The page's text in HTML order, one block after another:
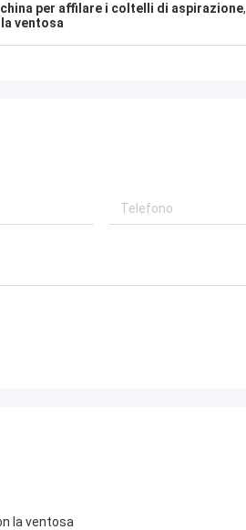
per affilare i coltelli di aspirazione,
ventosa
la ventosa